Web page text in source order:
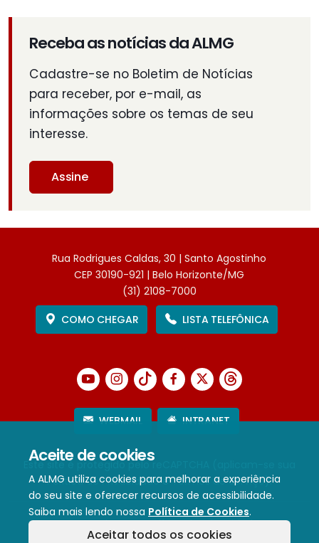
Aceite de cookies
A ALMG utiliza cookies para melhorar a experiência
do seu site e oferecer recursos de acessibilidade.
Saiba mais lendo nossa Política de Cookies.
Aceitar todos os cookies
Receba as notícias da ALMG
Cadastre-se no Boletim de Notícias
para receber, por e-mail, as
informações sobre os temas de seu
interesse.
Assine
Rua Rodrigues Caldas, 30 | Santo Agostinho
CEP 30190-921 | Belo Horizonte/MG
(31) 2108-7000
COMO CHEGAR
LISTA TELEFÔNICA
WEBMAIL INTRANET
Este site é protegido pelo reCAPTCHA (aplicam-se sua
Política de PrivacidadeeTermos de Serviço).
Termos de Uso e Política de Privacidade
Política de cookies